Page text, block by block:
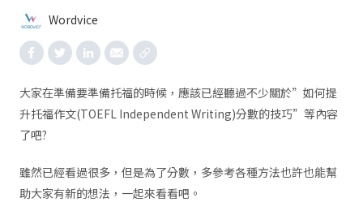
Wordvice
大家在準備要準備托福的時候，應該已經聽過不少關於”如何提
升托福作文(TOEFL Independent Writing)分數的技巧”等內容
了吧?
雖然已經看過很多，但是為了分數，多參考各種方法也許也能幫
助大家有新的想法，一起來看看吧。